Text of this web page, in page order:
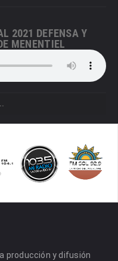
2021 DEFENSA Y
MENENTIEL
producción y difusión